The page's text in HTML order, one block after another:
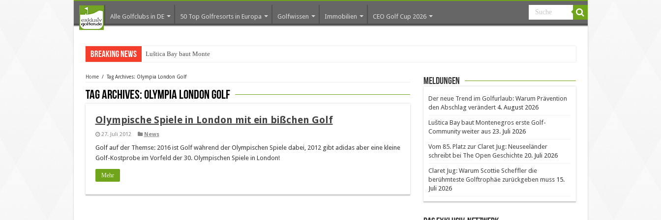
Alle Golfclubs in DE 50 Top Golfresorts in Europa Golfwissen Immobilien CEO Golf Cup 2026
Breaking News Luštica Bay baut Montenegros e
Home / Tag Archives: Olympia London Golf
Tag Archives:Olympia London Golf
Olympische Spiele in London mit ein bißchen Golf
27. Juli 2012 News
Golf auf der Themse: 2016 ist Golf während der Olympischen Spiele dabei, 2012 gibt adidas aber eine kleine
Golf-Kostprobe im Vorfeld der 30. Olympischen Spiele in London!
Mehr
Meldungen
Der neue Trend im Golfurlaub: Warum Prävention
den Abschlag verändert 4. August 2026
Luštica Bay baut Montenegros erste Golf-
Community weiter aus 23. Juli 2026
Vom 85. Platz zur Claret Jug: Neuseeländer
schreibt bei The Open Geschichte 20. Juli 2026
Claret Jug: Warum Scottie Scheffler die
berühmteste Golftrophäe zurückgeben muss 15.
Juli 2026